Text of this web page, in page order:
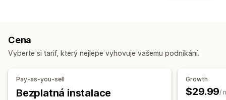
Seznam povolených
Chráněné produkty
Slevy
Vlastní pravidla
Nezastupitelné tokeny (NFT) třetích stran
Zabezpečení souborů
Hostování souborů
Cena
Vyberte si tarif, který nejlépe vyhovuje vašemu podnikání.
Pay-as-you-sell
Bezplatná instalace
Growth
$29.99/